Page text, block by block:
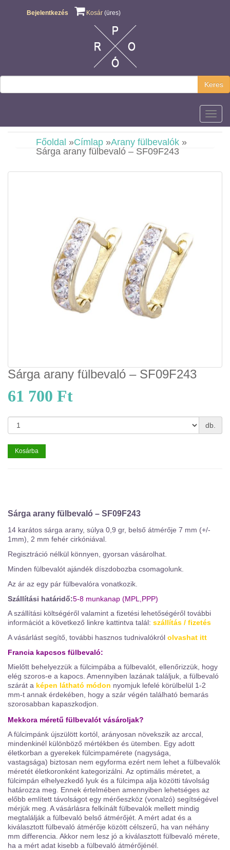
Bejelentkezés Kosár (üres)
Keres
Főoldal »Címlap »Arany fülbevalók »
Sárga arany fülbevaló – SF09F243
Sárga arany fülbevaló – SF09F243
61 700 Ft
db.
Kosárba
Sárga arany fülbevaló – SF09F243
14 karátos sárga arany, súlya 0,9 gr, belső átmérője 7 mm (+/-
1mm), 2 mm fehér cirkóniával.
Regisztráció nélkül könnyen, gyorsan vásárolhat.
Minden fülbevalót ajándék díszdobozba csomagolunk.
Az ár az egy pár fülbevalóra vonatkozik.
Szállítási határidő:5-8 munkanap (MPL,PPP)
A szállítási költségéről valamint a fizetési lehetőségéről további
információt a következő linkre kattintva talál: szállítás / fizetés
A vásárlást segítő, további hasznos tudnivalókról olvashat itt
Francia kapcsos fülbevaló:
Mielőtt behelyezzük a fülcimpába a fülbevalót, ellenőrizzük, hogy
elég szoros-e a kapocs. Amennyiben lazának találjuk, a fülbevaló
szárát a képen látható módon nyomjuk lefelé körülbelül 1-2
mm-t annak érdekében, hogy a szár végén található bemarás
szorosabban kapaszkodjon.
Mekkora méretű fülbevalót vásároljak?
A fülcimpánk újszülött kortól, arányosan növekszik az arccal,
mindenkinél különböző mértékben és ütemben. Egy adott
életkorban a gyerekek fülcimpamérete (nagysága,
vastagsága) biztosan nem egyforma ezért nem lehet a fülbevalók
méretét életkoronként kategorizálni. Az optimális méretet, a
fülcimpán elhelyezkedő lyuk és a fülcimpa alja közötti távolság
határozza meg. Ennek értelmében amennyiben lehetséges az
előbb említett távolságot egy mérőeszköz (vonalzó) segítségével
mérjük meg. A vásárlásra felkínált fülbevalók mellett mindig
megtalálják a fülbevaló belső átmérőjét. A mért adat és a
kiválasztott fülbevaló átmérője között célszerű, ha van néhány
mm differencia. Akkor nem lesz jó a kiválasztott fülbevaló mérete,
ha a mért adat kisebb a fülbevaló átmérőjénél.